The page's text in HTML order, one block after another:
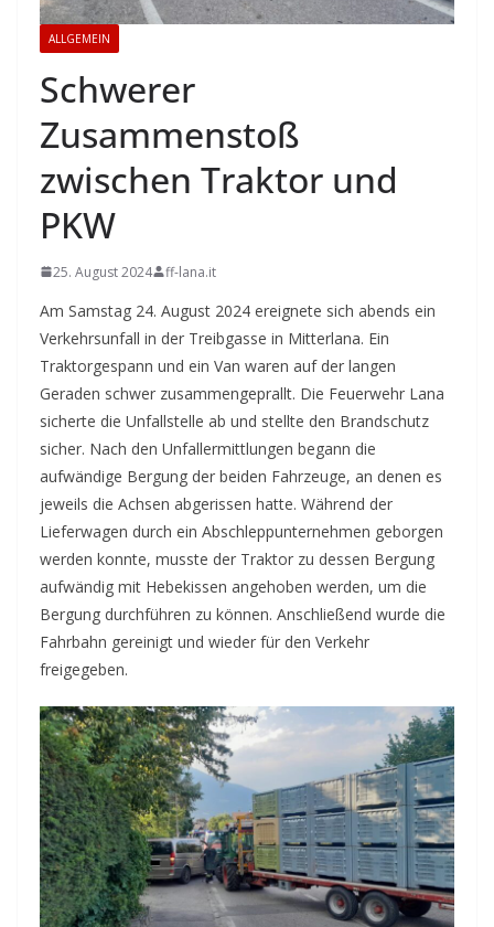
ALLGEMEIN
Schwerer
Zusammenstoß
zwischen Traktor und
PKW
25. August 2024 ff-lana.it
Am Samstag 24. August 2024 ereignete sich abends ein
Verkehrsunfall in der Treibgasse in Mitterlana. Ein
Traktorgespann und ein Van waren auf der langen
Geraden schwer zusammengeprallt. Die Feuerwehr Lana
sicherte die Unfallstelle ab und stellte den Brandschutz
sicher. Nach den Unfallermittlungen begann die
aufwändige Bergung der beiden Fahrzeuge, an denen es
jeweils die Achsen abgerissen hatte. Während der
Lieferwagen durch ein Abschleppunternehmen geborgen
werden konnte, musste der Traktor zu dessen Bergung
aufwändig mit Hebekissen angehoben werden, um die
Bergung durchführen zu können. Anschließend wurde die
Fahrbahn gereinigt und wieder für den Verkehr
freigegeben.